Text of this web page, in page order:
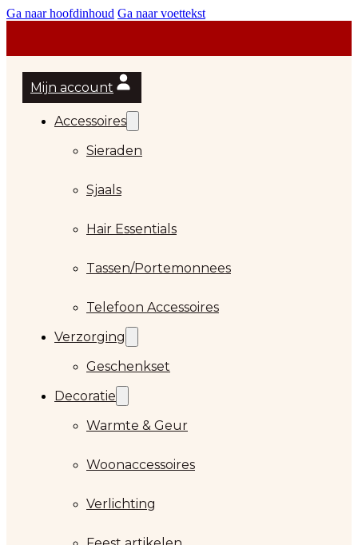
Ga naar hoofdinhoud Ga naar voettekst
Mijn account
Accessoires
Sieraden
Sjaals
Hair Essentials
Tassen/Portemonnees
Telefoon Accessoires
Verzorging
Geschenkset
Decoratie
Warmte & Geur
Woonaccessoires
Verlichting